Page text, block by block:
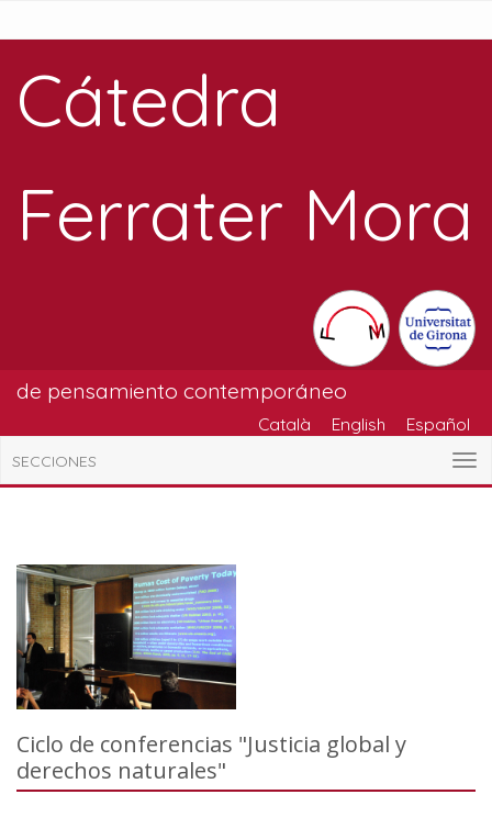
Cátedra
Ferrater Mora
de pensamiento contemporáneo
Català English Español
SECCIONES
Ciclo de conferencias "Justicia global y
derechos naturales"